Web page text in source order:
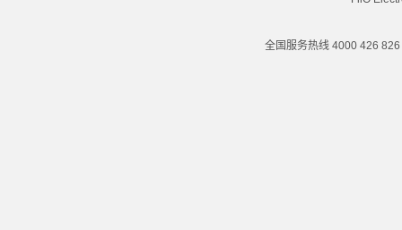
全国服务热线 4000 426